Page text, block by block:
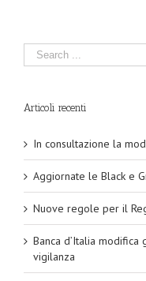
Articoli recenti
In consultazione la
Aggiornate le Black e
Nuove regole per il
Banca d’Italia
vigilanza